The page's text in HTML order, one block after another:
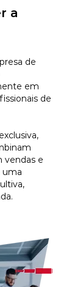
a
de
em
de
vendas e
uma